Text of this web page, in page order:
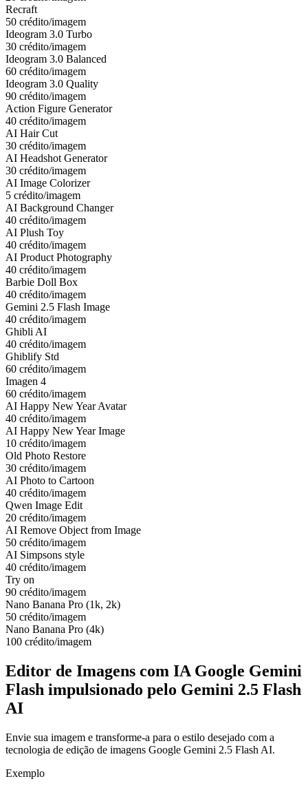
Recraft
50 crédito/imagem
Ideogram 3.0 Turbo
30 crédito/imagem
Ideogram 3.0 Balanced
60 crédito/imagem
Ideogram 3.0 Quality
90 crédito/imagem
Action Figure Generator
40 crédito/imagem
AI Hair Cut
30 crédito/imagem
AI Headshot Generator
30 crédito/imagem
AI Image Colorizer
5 crédito/imagem
AI Background Changer
40 crédito/imagem
AI Plush Toy
40 crédito/imagem
AI Product Photography
40 crédito/imagem
Barbie Doll Box
40 crédito/imagem
Gemini 2.5 Flash Image
40 crédito/imagem
Ghibli AI
40 crédito/imagem
Ghiblify Std
60 crédito/imagem
Imagen 4
60 crédito/imagem
AI Happy New Year Avatar
40 crédito/imagem
AI Happy New Year Image
10 crédito/imagem
Old Photo Restore
30 crédito/imagem
AI Photo to Cartoon
40 crédito/imagem
Qwen Image Edit
20 crédito/imagem
AI Remove Object from Image
50 crédito/imagem
AI Simpsons style
40 crédito/imagem
Try on
90 crédito/imagem
Nano Banana Pro (1k, 2k)
50 crédito/imagem
Nano Banana Pro (4k)
100 crédito/imagem
Editor de Imagens com IA Google Gemini
Flash impulsionado pelo Gemini 2.5 Flash
AI
Envie sua imagem e transforme-a para o estilo desejado com a
tecnologia de edição de imagens Google Gemini 2.5 Flash AI.
Exemplo